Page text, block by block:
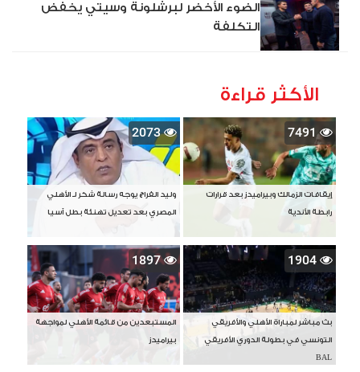
الضوء الأخضر لبرشلونة وسيتي يخفض
التكلفة
الأكثر قراءة
7491
إيقافات الزمالك وبيراميدز بعد قرارات
رابطة الأندية
2073
وليد الفراج يوجه رسالة شكر لـ الأهلي
المصري بعد تعديل تهنئة بطل آسيا
1904
بث مباشر لمباراة الأهلي والأفريقي
التونسي في بطولة الدوري الأفريقي
BAL
1897
المستبعدين من قائمة الأهلي لمواجهة
بيراميدز